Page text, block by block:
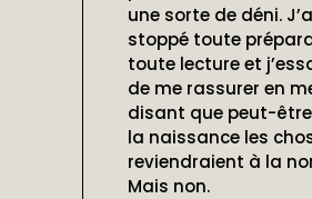
une sorte de déni.
stoppé toute
toute lecture et
de me rassurer en
disant que peut-être
la naissance les
reviendraient à la
Mais non.